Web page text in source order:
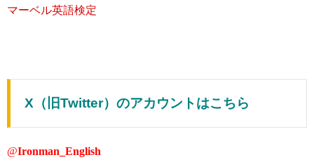
マーベル英語検定
X（旧Twitter）のアカウントはこちら
@Ironman_English